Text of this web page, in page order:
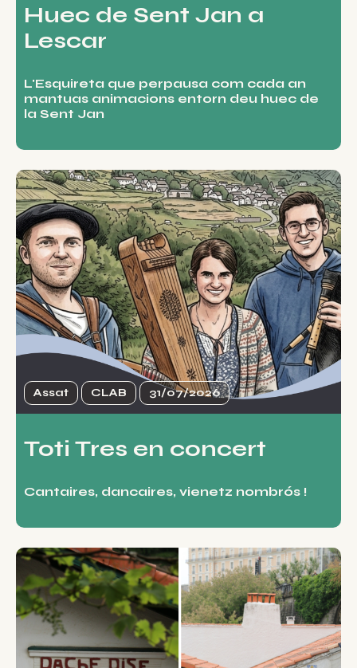
Huec de Sent Jan a
Lescar
L'Esquireta que perpausa com cada an
mantuas animacions entorn deu huec de
la Sent Jan
Assat CLAB 31/07/2026
Toti Tres en concert
Cantaires, dancaires, vienetz nombrós !